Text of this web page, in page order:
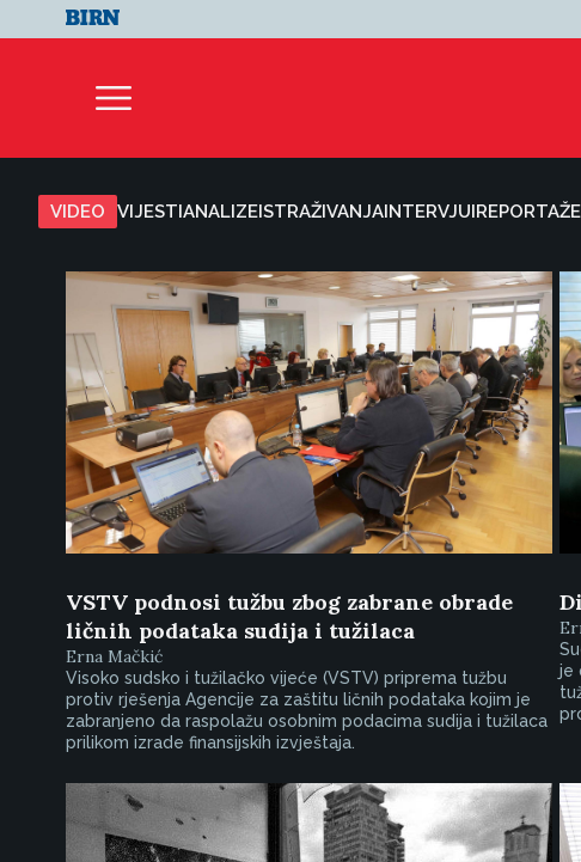
VIDEO VIJESTIANALIZEISTRAŽIVANJAINTERVJUIREPORTAŽE
VSTV podnosi tužbu zbog zabrane obrade
ličnih podataka sudija i tužilaca
Erna Mačkić
Visoko sudsko i tužilačko vijeće (VSTV) priprema tužbu
protiv rješenja Agencije za zaštitu ličnih podataka kojim je
zabranjeno da raspolažu osobnim podacima sudija i tužilaca
prilikom izrade finansijskih izvještaja.
je